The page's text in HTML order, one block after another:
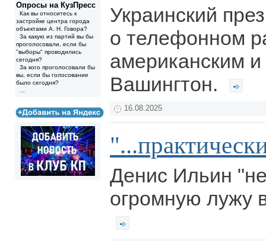
Опросы на КузПресс
Как вы относитесь к
застройке центра города
объектами А. Н. Говора?
За какую из партий вы бы
проголосовали, если бы
"выборы" проводились
сегодня?
За кого проголосовали бы
вы, если бы голосование
было сегодня?
Украинский
о телефонном
американским
Вашингтон.
16.08.2025
Денис Ильин
огромную лужу